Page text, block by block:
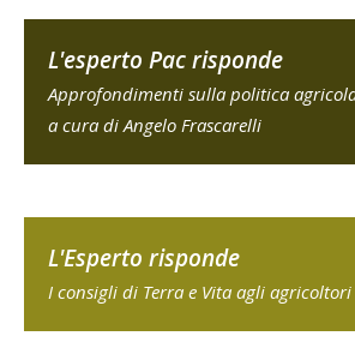
L'esperto Pac risponde
Approfondimenti sulla politica
a cura di Angelo Frascarelli
L'Esperto risponde
I consigli di Terra e Vita agli agricoltori